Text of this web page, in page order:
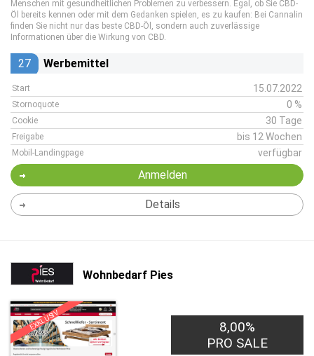
Menschen mit gesundheitlichen Problemen zu verbessern. Egal, ob Sie CBD-
Öl bereits kennen oder mit dem Gedanken spielen, es zu kaufen: Bei Cannalin
finden Sie nicht nur das beste CBD-Öl, sondern auch zuverlässige
Informationen über die Wirkung von CBD.
27 Werbemittel
Start 15.07.2022
Stornoquote 0 %
Cookie 30 Tage
Freigabe bis 12 Wochen
Mobil-Landingpage verfügbar
Anmelden
Details
Wohnbedarf Pies
EXKLUSIV
8,00%
PRO SALE